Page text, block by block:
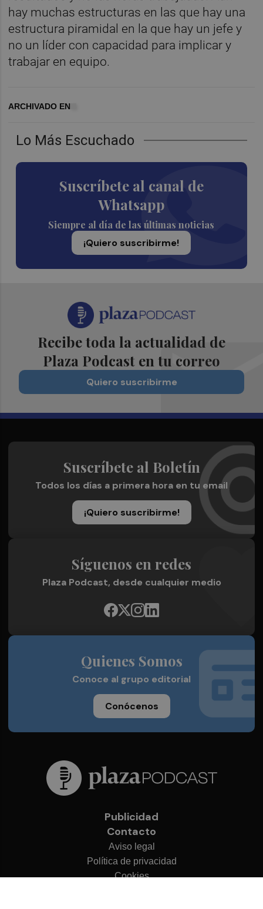
Lo Más Escuchado
Suscríbete al canal de
Whatsapp
Siempre al día de las últimas noticias
¡Quiero suscribirme!
hay muchas estructuras en las que hay una
estructura piramidal en la que hay un jefe y
no un líder con capacidad para implicar y
trabajar en equipo.
ARCHIVADO EN
Recibe toda la actualidad de
Plaza Podcast en tu correo
Quiero suscribirme
Suscríbete al Boletín
Todos los días a primera hora en tu email
¡Quiero suscribirme!
Síguenos en redes
Plaza Podcast, desde cualquier medio
Quienes Somos
Conoce al grupo editorial
Conócenos
Publicidad
Contacto
Aviso legal
Política de privacidad
Cookies